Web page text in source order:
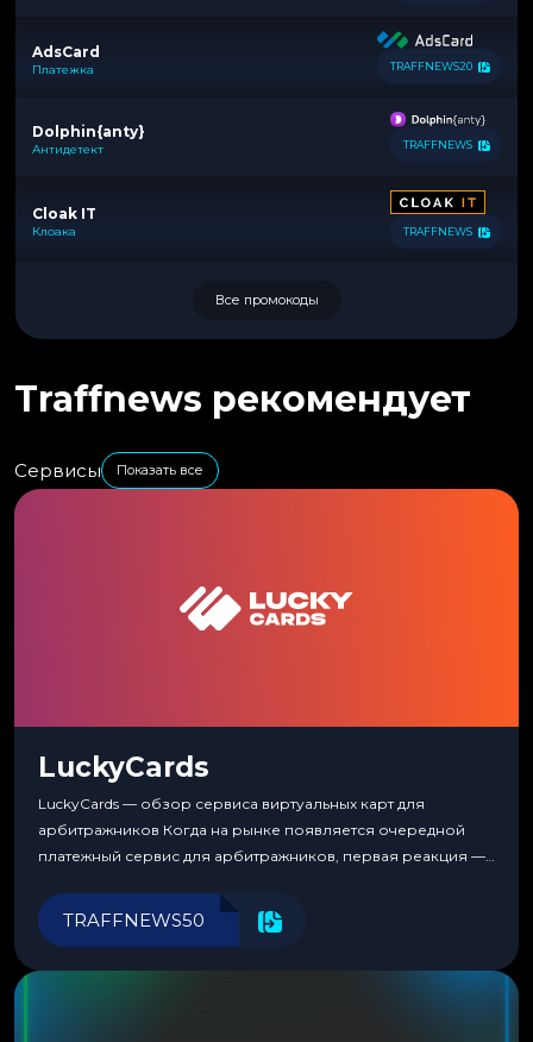
AdsCard
Платежка TRAFFNEWS20
Dolphin{anty}
Антидетект TRAFFNEWS
Cloak IT
Клоака TRAFFNEWS
Все промокоды
Traffnews рекомендует
Сервисы Показать все
LuckyCards
LuckyCards — обзор сервиса виртуальных карт для
арбитражников Когда на рынке появляется очередной
платежный сервис для арбитражников, первая реакция —
перестаешь воспринимать всерьез любой новый продукт,
пока тот не докажет обратное делом. LuckyCards — история
TRAFFNEWS50